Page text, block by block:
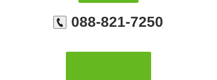
088-821-7250